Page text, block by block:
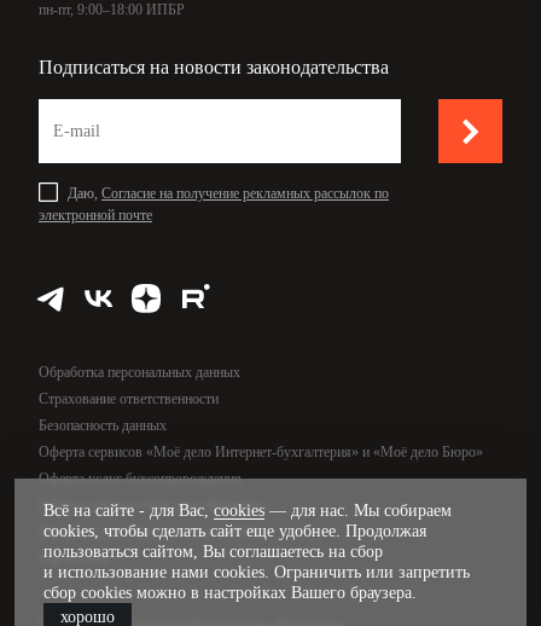
пн-пт, 9:00–18:00 ИПБР
Подписаться на новости законодательства
Даю, Согласие на получение рекламных рассылок по
электронной почте
Обработка персональных данных
Страхование ответственности
Безопасность данных
Оферта сервисов «Моё дело Интернет-бухгалтерия» и «Моё дело Бюро»
Оферта услуг бухсопровождения
Оферта сервиса «Моё дело Финансы»
Оферта услуг управленческого учёта
Карта сайта
Всё на сайте - для Вас, cookies — для нас. Мы собираем
cookies, чтобы сделать сайт еще удобнее. Продолжая
пользоваться сайтом, Вы соглашаетесь на сбор
и использование нами cookies. Ограничить или запретить
сбор cookies можно в настройках Вашего браузера.
хорошо